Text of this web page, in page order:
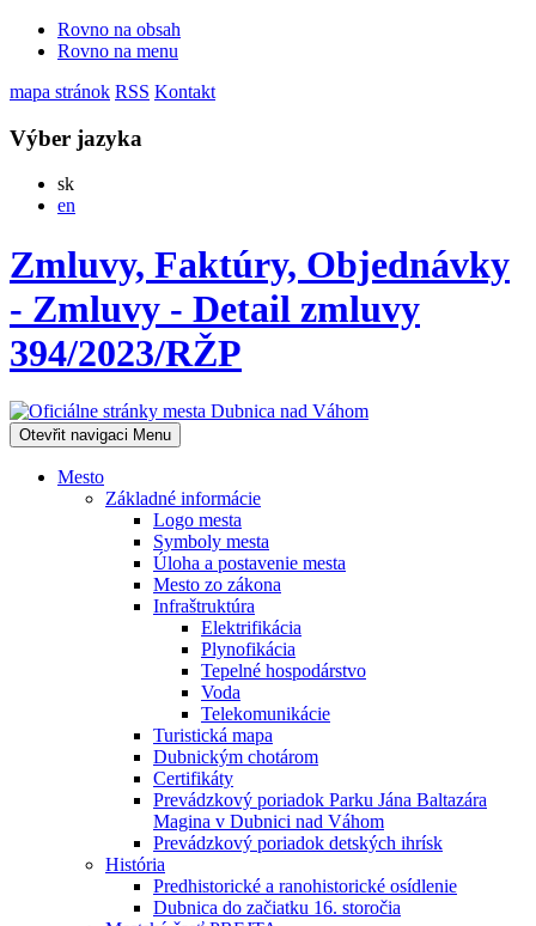
Rovno na obsah
Rovno na menu
mapa stránok RSS Kontakt
Výber jazyka
skSlovensky
en
Zmluvy, Faktúry, Objednávky
- Zmluvy - Detail zmluvy
394/2023/RŽP
Otevřit navigaci Menu
Mesto
Základné informácie
Logo mesta
Symboly mesta
Úloha a postavenie mesta
Mesto zo zákona
Infraštruktúra
Elektrifikácia
Plynofikácia
Tepelné hospodárstvo
Voda
Telekomunikácie
Turistická mapa
Dubnickým chotárom
Certifikáty
Prevádzkový poriadok Parku Jána Baltazára
Magina v Dubnici nad Váhom
Prevádzkový poriadok detských ihrísk
História
Predhistorické a ranohistorické osídlenie
Dubnica do začiatku 16. storočia